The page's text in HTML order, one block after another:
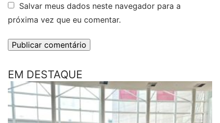
Salvar meus dados neste navegador para a
próxima vez que eu comentar.
EM DESTAQUE